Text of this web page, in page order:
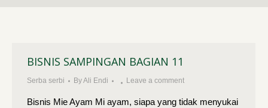
BISNIS SAMPINGAN BAGIAN 11
Serba serbi ByAli Endi Leave a comment
Bisnis Mie Ayam Mi ayam, siapa yang tidak menyukai